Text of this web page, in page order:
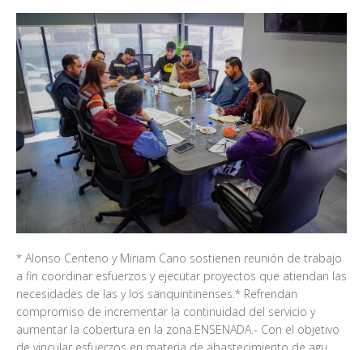
* Alonso Centeno y Miriam Cano sostienen reunión de trabajo
a fin coordinar esfuerzos y ejecutar proyectos que atiendan las
necesidades de las y los sanquintinenses.* Refrendan
compromiso de incrementar la continuidad del servicio y
aumentar la cobertura en la zona.ENSENADA.- Con el objetivo